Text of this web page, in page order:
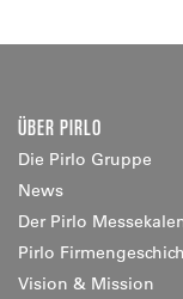
ÜBER PIRLO
Die Pirlo Gruppe
News
Der Pirlo
Pirlo
Vision & Mission